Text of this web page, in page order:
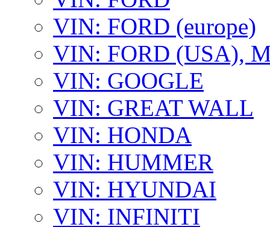
VIN: FORD (europe)
VIN: FORD (USA),
VIN: GOOGLE
VIN: GREAT WALL
VIN: HONDA
VIN: HUMMER
VIN: HYUNDAI
VIN: INFINITI